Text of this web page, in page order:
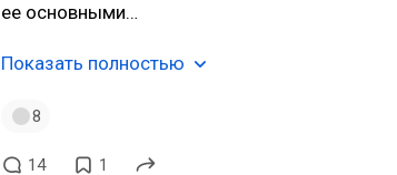
ее основными…
Показать полностью
8
14 1